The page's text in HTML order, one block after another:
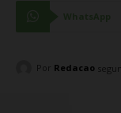
Por Redacao